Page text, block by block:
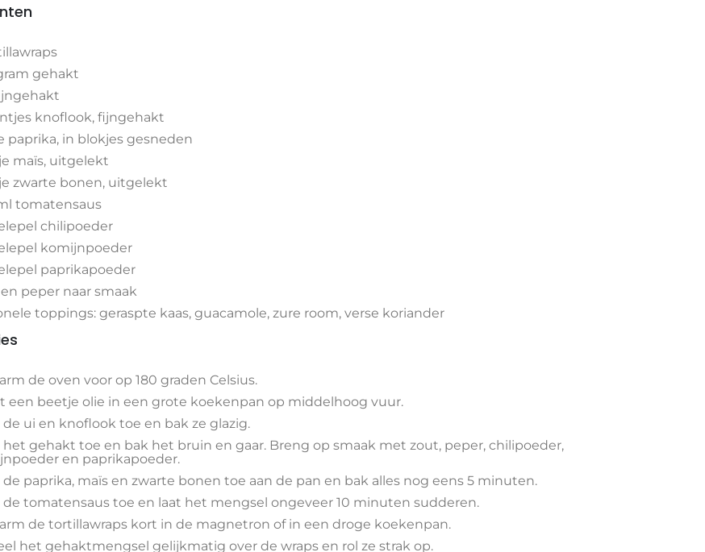
gehakt
knoflook, fijngehakt
paprika, in blokjes gesneden
maïs, uitgelekt
zwarte bonen, uitgelekt
tomatensaus
chilipoeder
komijnpoeder
paprikapoeder
peper naar smaak
toppings: geraspte kaas, guacamole, zure room, verse koriander
de oven voor op 180 graden Celsius.
een beetje olie in een grote koekenpan op middelhoog vuur.
de ui en knoflook toe en bak ze glazig.
het gehakt toe en bak het bruin en gaar. Breng op smaak met zout, peper, chilipoeder,
en paprikapoeder.
de paprika, maïs en zwarte bonen toe aan de pan en bak alles nog eens 5 minuten.
de tomatensaus toe en laat het mengsel ongeveer 10 minuten sudderen.
de tortillawraps kort in de magnetron of in een droge koekenpan.
het gehaktmengsel gelijkmatig over de wraps en rol ze strak op.